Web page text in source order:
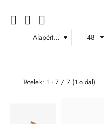
Tételek: 1 - 7 / 7 (1 oldal)